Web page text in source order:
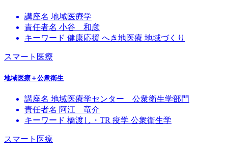
講座名 地域医療学
責任者名 小谷 和彦
キーワード 健康応援 へき地医療 地域づくり
スマート医療
地域医療＋公衆衛生
講座名 地域医療学センター 公衆衛生学部門
責任者名 阿江 竜介
キーワード 橋渡し・TR 疫学 公衆衛生学
スマート医療